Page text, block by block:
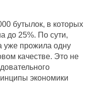
бутылок, в которых
до 25%. По сути,
уже прожила одну
качестве. Это не
экономики